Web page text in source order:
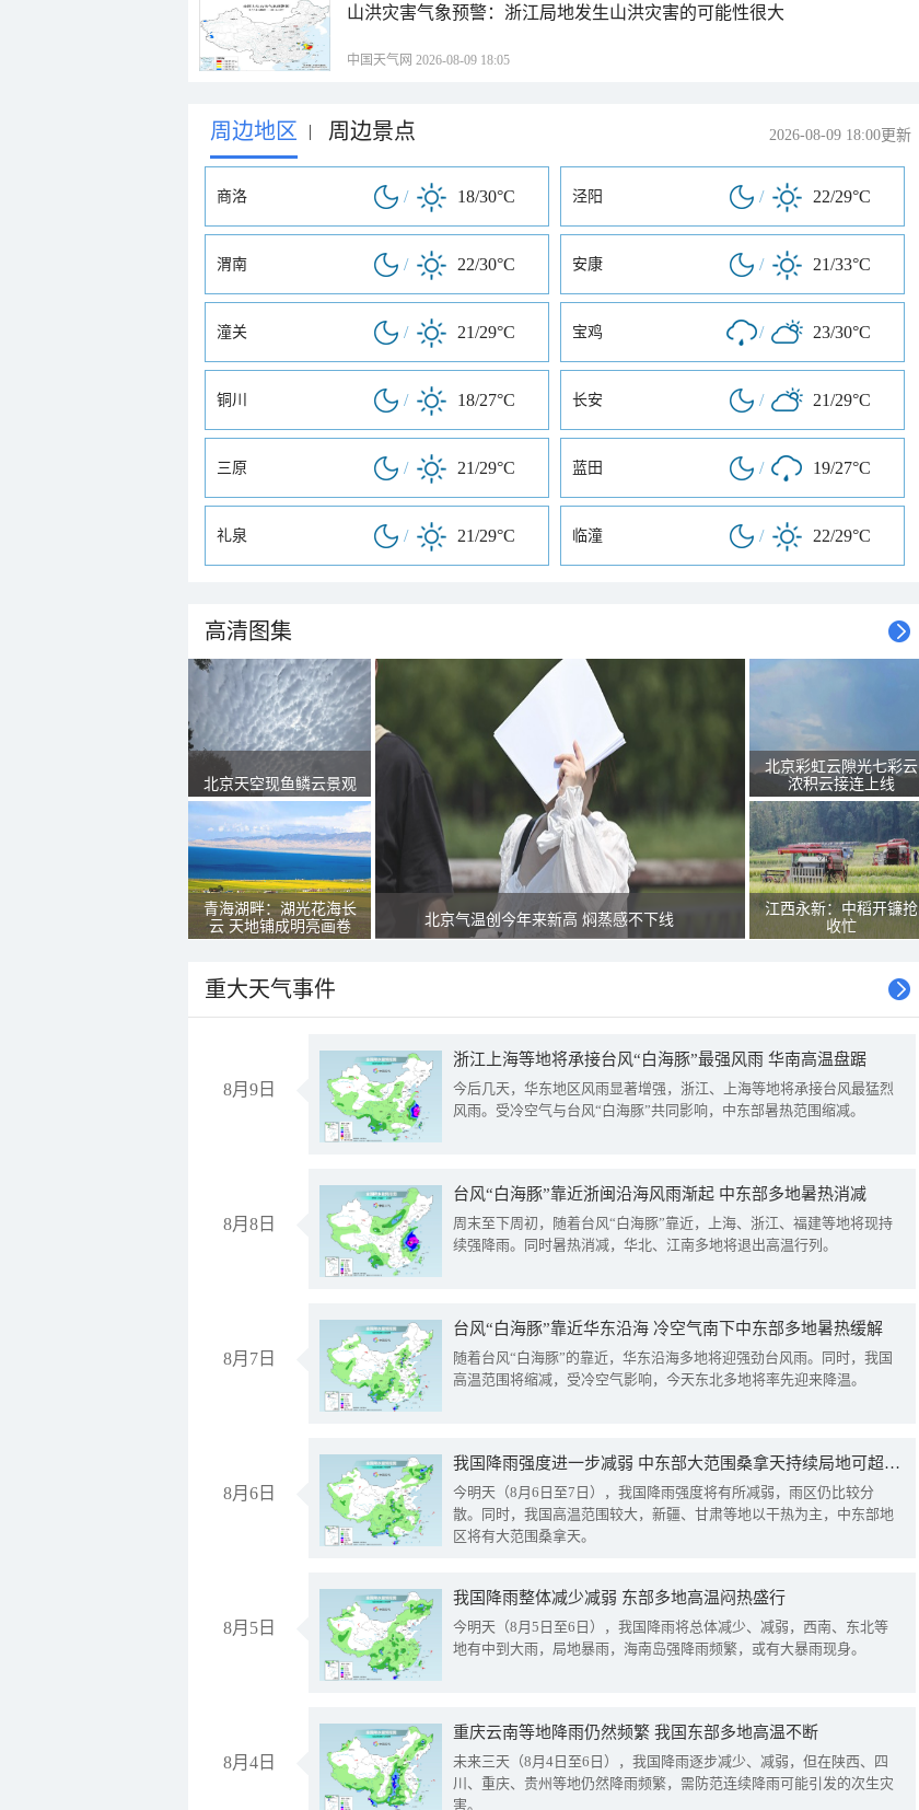
山洪灾害气象预警：浙江局地发生山洪灾害的可能性很大
中国天气网 2026-08-09 18:05
周边地区 | 周边景点 2026-08-09 18:00更新
商洛 / 18/30°C 泾阳 / 22/29°C
渭南 / 22/30°C 安康 / 21/33°C
潼关 / 21/29°C 宝鸡 / 23/30°C
铜川 / 18/27°C 长安 / 21/29°C
三原 / 21/29°C 蓝田 / 19/27°C
礼泉 / 21/29°C 临潼 / 22/29°C
高清图集
北京天空现鱼鳞云景观
青海湖畔：湖光花海长
云 天地铺成明亮画卷
北京气温创今年来新高 焖蒸感不下线
北京彩虹云隙光七彩云
浓积云接连上线
江西永新：中稻开镰抢
收忙
重大天气事件
8月9日
浙江上海等地将承接台风“白海豚”最强风雨 华南高温盘踞
今后几天，华东地区风雨显著增强，浙江、上海等地将承接台风最猛烈
风雨。受冷空气与台风“白海豚”共同影响，中东部暑热范围缩减。
8月8日
台风“白海豚”靠近浙闽沿海风雨渐起 中东部多地暑热消减
周末至下周初，随着台风“白海豚”靠近，上海、浙江、福建等地将现持
续强降雨。同时暑热消减，华北、江南多地将退出高温行列。
8月7日
台风“白海豚”靠近华东沿海 冷空气南下中东部多地暑热缓解
随着台风“白海豚”的靠近，华东沿海多地将迎强劲台风雨。同时，我国
高温范围将缩减，受冷空气影响，今天东北多地将率先迎来降温。
8月6日
我国降雨强度进一步减弱 中东部大范围桑拿天持续局地可超38℃
今明天（8月6日至7日），我国降雨强度将有所减弱，雨区仍比较分
散。同时，我国高温范围较大，新疆、甘肃等地以干热为主，中东部地
区将有大范围桑拿天。
8月5日
我国降雨整体减少减弱 东部多地高温闷热盛行
今明天（8月5日至6日），我国降雨将总体减少、减弱，西南、东北等
地有中到大雨，局地暴雨，海南岛强降雨频繁，或有大暴雨现身。
8月4日
重庆云南等地降雨仍然频繁 我国东部多地高温不断
未来三天（8月4日至6日），我国降雨逐步减少、减弱，但在陕西、四
川、重庆、贵州等地仍然降雨频繁，需防范连续降雨可能引发的次生灾
害。